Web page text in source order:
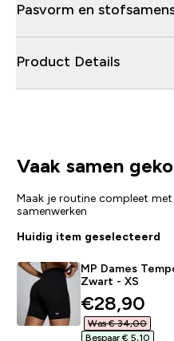
Pasvorm en
Product Details
Vaak samen
Maak je routine compleet
samenwerken
Huidig item geselecteerd
MP Dames
Zwart - XS
€28,90‎
Was € 34,00‎
Bespaar € 5,10‎